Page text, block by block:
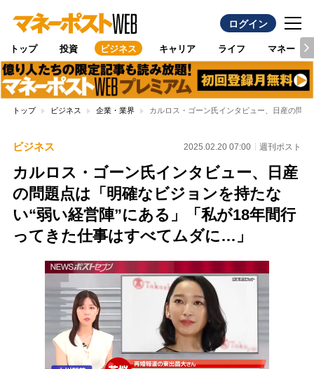
ログイン
トップ 投資 ビジネス キャリア ライフ マネー
トップ ビジネス 企業・業界 カルロス・ゴーン氏インタビュー、日産の問
ビジネス 2025.02.20 07:00 週刊ポスト
カルロス・ゴーン氏インタビュー、日産
の問題点は「明確なビジョンを持たな
い“弱い経営陣”にある」「私が18年間行
ってきた仕事はすべてムダに…」